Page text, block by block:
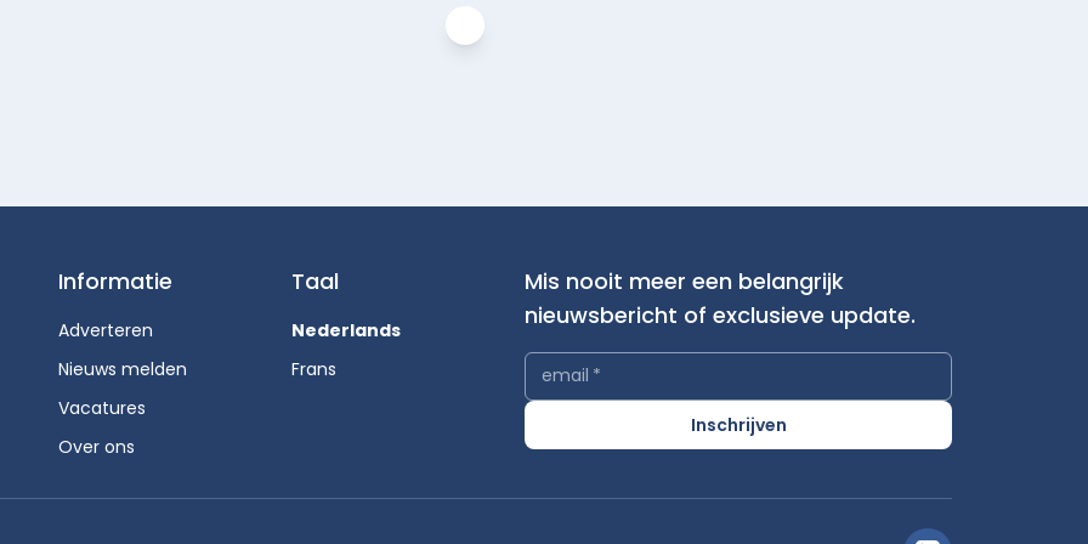
Informatie
Adverteren
Nieuws melden
Vacatures
Over ons
Taal
Nederlands
Frans
Mis nooit meer een belangrijk
nieuwsbericht of exclusieve update.
email *
Inschrijven